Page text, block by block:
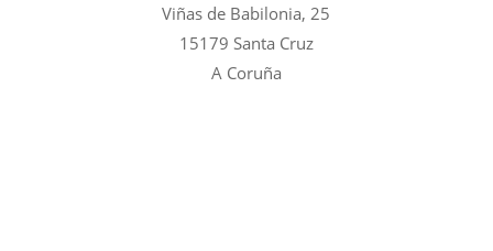
Viñas de Babilonia, 25
15179 Santa Cruz
A Coruña